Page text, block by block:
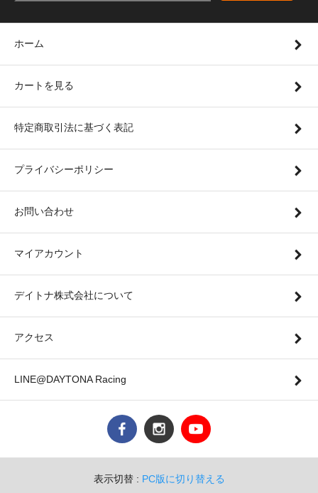
ホーム
カートを見る
特定商取引法に基づく表記
プライバシーポリシー
お問い合わせ
マイアカウント
デイトナ株式会社について
アクセス
LINE@DAYTONA Racing
表示切替 : PC版に切り替える